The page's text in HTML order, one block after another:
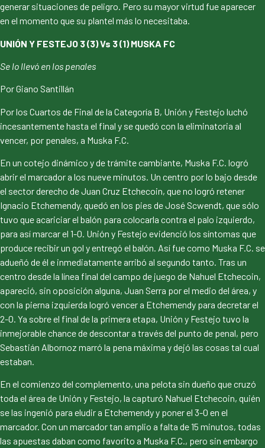
generar situaciones de peligro. Pero su mayor virtud fue aparecer
en el momento que su plantel más lo necesitaba.
UNIÓN Y FESTEJO 3 (3) Vs 3 (1) MUSKA FC
Se lo llevó en los penales
Por Giano Santillán
Por los Cuartos de Final de la Categoría B, Unión y Festejo luchó
incesantemente hasta el final y se quedó con la eliminatoria al
vencer, por penales, a Muska F.C.
En un cotejo dinámico y de trámite cambiante, Muska F.C. logró
abrir el marcador a los nueve minutos. Un centro por lo bajo desde
el sector derecho de Juan Cruz Etchecoin, que no logró retener
Ignacio Etchemendy, quedó en los pies de José Scwendt, que sólo
tuvo que acariciar el balón para colocarla contra el palo izquierdo,
para así marcar el 1-0. Unión y Festejo evidenció los síntomas que
produce recibir un gol y entregó el balón. Así fue como Muska F.C. se
adueñó de él e inmediatamente arribó al segundo tanto. Tras un
centro desde la línea final del campo de juego de Nahuel Etchecoin,
apareció, sin oposición alguna, Juan Serra por el medio del área, y
con la pierna izquierda logró vencer a Etchemendy para decretar el
2-0. Ya sobre el final de la primera etapa, Unión y Festejo tuvo la
inmejorable chance de descontar a través del punto de penal, pero
Sebastián Albornoz marró la pena máxima y dejó las cosas tal cual
estaban.
En el comienzo del complemento, una pelota sin dueño que cruzó
toda el área de Unión y Festejo, la capturó Nahuel Etchecoin, quién
se las ingenió para eludir a Etchemendy y poner el 3-0 en el
marcador. Con un marcador tan amplio a falta de 15 minutos, todas
las apuestas daban como favorito a Muska F.C., pero sin embargo